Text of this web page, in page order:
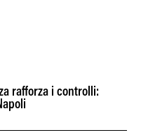
rafforza i controlli: